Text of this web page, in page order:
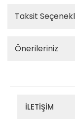
Taksit
Önerileriniz
İLETİŞİM